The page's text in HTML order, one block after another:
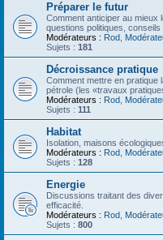
Préparer le futur
Comment anticiper au mieux
questions politiques, conseils
Modérateurs : Rod
Sujets : 181
Décroissance pratique
Comment mettre en
pétrole (les «travaux
Modérateurs : Rod
Sujets : 111
Habitat
Isolation, maisons
Modérateurs : Rod
Sujets : 128
Energie
Discussions traitant des
efficacité.
Modérateurs : Rod
Sujets : 800